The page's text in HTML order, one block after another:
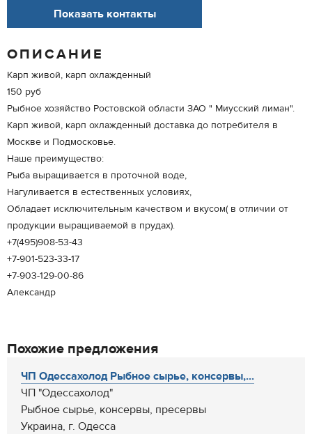
Показать контакты
ОПИСАНИЕ
Карп живой, карп охлажденный
150 руб
Рыбное хозяйство Ростовской области ЗАО " Миусский лиман".
Карп живой, карп охлажденный доставка до потребителя в
Москве и Подмосковье.
Наше преимущество:
Рыба выращивается в проточной воде,
Нагуливается в естественных условиях,
Обладает исключительным качеством и вкусом( в отличии от
продукции выращиваемой в прудах).
+7(495)908-53-43
+7-901-523-33-17
+7-903-129-00-86
Александр
Похожие предложения
ЧП Одессахолод Рыбное сырье, консервы,...
ЧП "Одессахолод"
Рыбное сырье, консервы, пресервы
Украина, г. Одесса